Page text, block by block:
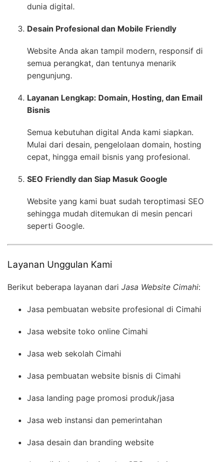
dunia digital.
Desain Profesional dan Mobile Friendly
Website Anda akan tampil modern, responsif di
semua perangkat, dan tentunya menarik
pengunjung.
Layanan Lengkap: Domain, Hosting, dan Email
Bisnis
Semua kebutuhan digital Anda kami siapkan.
Mulai dari desain, pengelolaan domain, hosting
cepat, hingga email bisnis yang profesional.
SEO Friendly dan Siap Masuk Google
Website yang kami buat sudah teroptimasi SEO
sehingga mudah ditemukan di mesin pencari
seperti Google.
Layanan Unggulan Kami
Berikut beberapa layanan dari Jasa Website Cimahi:
Jasa pembuatan website profesional di Cimahi
Jasa website toko online Cimahi
Jasa web sekolah Cimahi
Jasa pembuatan website bisnis di Cimahi
Jasa landing page promosi produk/jasa
Jasa web instansi dan pemerintahan
Jasa desain dan branding website